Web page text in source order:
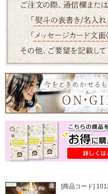
[商品コード]